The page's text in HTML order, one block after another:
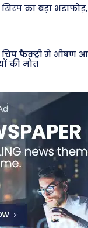
का बड़ा
फैक्ट्री में भीषण
की मौत